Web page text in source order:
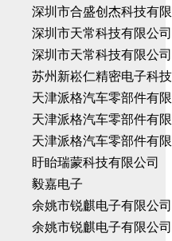
深圳市合盛创杰科技有
深圳市天常科技有限公司
深圳市天常科技有限公司
苏州新崧仁精密电子科
天津派格汽车零部件有
天津派格汽车零部件有
天津派格汽车零部件有
盱眙瑞蒙科技有限公司
毅嘉电子
余姚市锐麒电子有限公司
余姚市锐麒电子有限公司